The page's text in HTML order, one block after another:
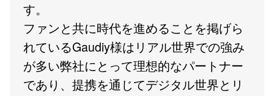
す。
ファンと共に時代を進めることを掲げら
れているGaudiy様はリアル世界での強み
が多い弊社にとって理想的なパートナー
であり、提携を通じてデジタル世界とリ